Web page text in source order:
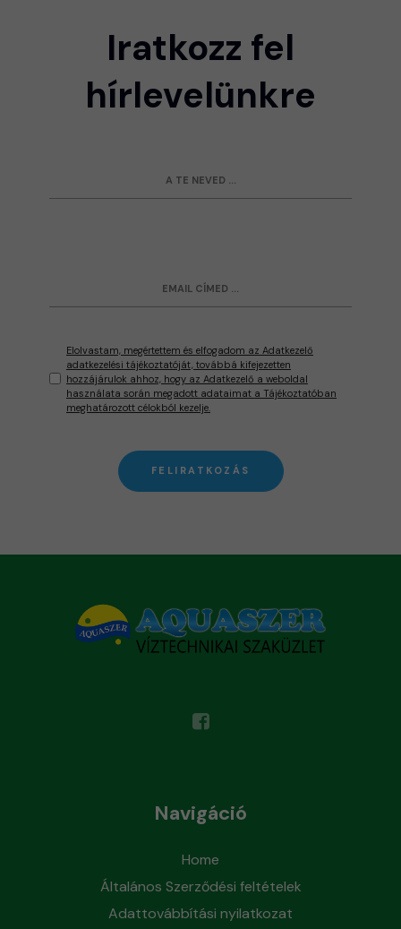
Iratkozz fel
hírlevelünkre
Elolvastam, megértettem és elfogadom az Adatkezelő
adatkezelési tájékoztatóját, továbbá kifejezetten
hozzájárulok ahhoz, hogy az Adatkezelő a weboldal
használata során megadott adataimat a Tájékoztatóban
meghatározott célokból kezelje.
FELIRATKOZÁS
Navigáció
Home
Általános Szerződési feltételek
Adattovábbítási nyilatkozat